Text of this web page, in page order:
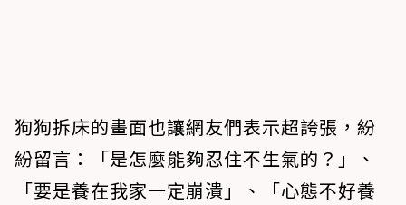
狗狗拆床的畫面也讓網友們表示超誇張，紛
紛留言：「是怎麼能夠忍住不生氣的？」、
「要是養在我家一定崩潰」、「心態不好養